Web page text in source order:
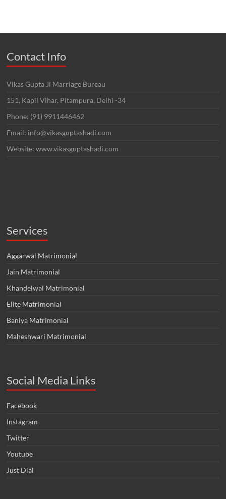
Contact Info
Vikas Gupta Ji Marriage Bureau
151, Kapil Vihar, Pitampura, Delhi -34
Phone: (91) 9911446462
Email: info@vikasguptashadi.com
Website: www.vikasguptashadi.com
Services
Aggarwal Matrimonial
Jain Matrimonial
Khandelwal Matrimonial
Elite Matrimonial
Baniya Matrimonial
Maheshwari Matrimonial
Social Media Links
Facebook
Instagram
Twitter
Youtube
Just Dial